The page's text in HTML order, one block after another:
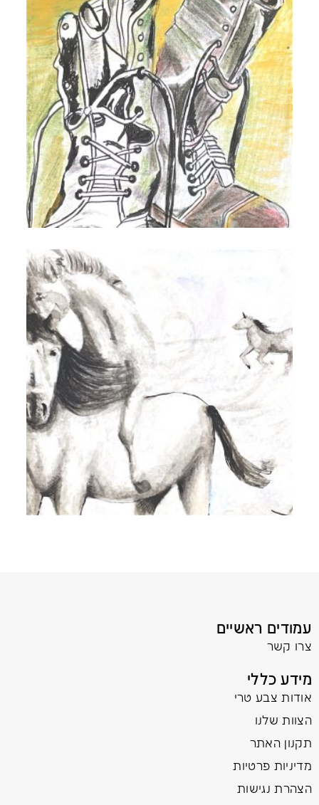
עמודים ראשיים
צרו קשר
מידע כללי
אודות צבע טרי
הצוות שלנו
תקנון האתר
מדיניות פרטיות
הצהרת נגישות